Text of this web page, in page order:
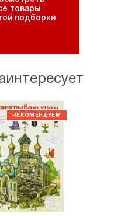
товары
подборки